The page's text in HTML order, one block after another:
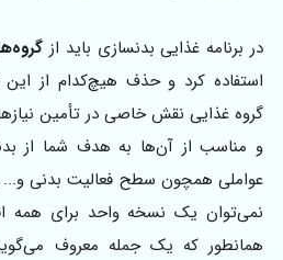
در برنامه غذایی بدنسازی باید از
استفاده کرد و حذف هیچ‌کدام از
گروه غذایی نقش خاصی در تأمین
و مناسب از آن‌ها به هدف شما از
عواملی همچون سطح فعالیت بدنی و...
نمی‌توان یک نسخه واحد برای همه
همانطور که یک جمله معروف